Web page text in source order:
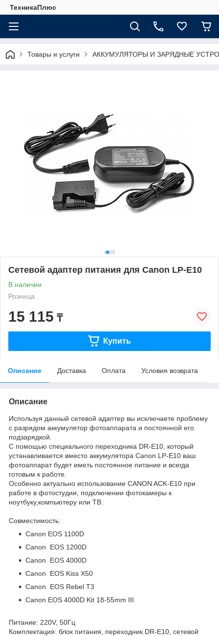
ТехникаПлюс
Товары и услуги АККУМУЛЯТОРЫ И ЗАРЯДНЫЕ
Сетевой адаптер питания для Canon LP-E10
В наличии
Розница
15 115 ₸
Купить
Описание Доставка Оплата Условия возврата
Описание
Используя данный сетевой адаптер вы исключаете проблему
с разрядом аккумулятор фотоаппарата и постоянной его
подзарядкой.
С помощью специального переходника DR-E10, который
устанавливается вместо аккумулятора Canon LP-E10 ваш
фотоаппарат будет иметь постоянное питание и всегда
готовым к работе.
Особенно актуально использование CANON ACK-E10 при
работе в фотостудии, подключении фотокамеры к
ноутбуку,компьютеру или ТВ.
Совместимость:
Canon EOS 1100D
Canon EOS 1200D
Canon EOS 4000D
Canon EOS Kiss X50
Canon EOS Rebel T3
Canon EOS 4000D Kit 18-55mm III
Питание: 220V, 50Гц
Комплектация: блок питания, переходник DR-E10, сетевой